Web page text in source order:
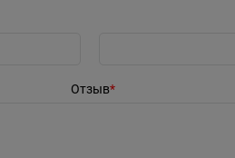
Отзыв